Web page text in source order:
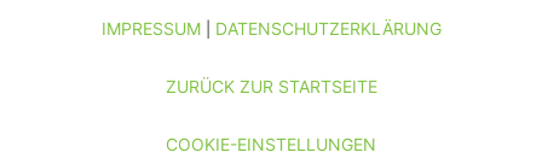
IMPRESSUM| DATENSCHUTZERKLÄRUNG
ZURÜCK ZUR STARTSEITE
COOKIE-EINSTELLUNGEN